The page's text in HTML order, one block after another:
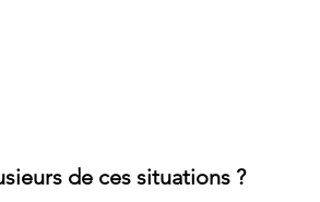
de ces situations ?